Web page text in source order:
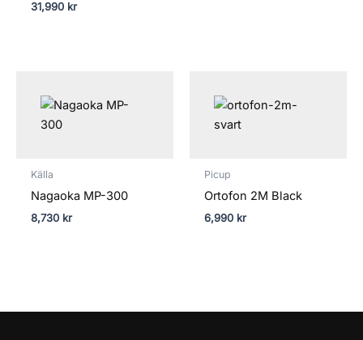
31,990 kr
Källa
Nagaoka MP-300
8,730 kr
Picup
Ortofon 2M Black
6,990 kr